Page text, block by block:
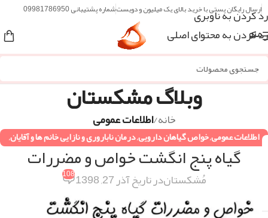
رد کردن به ناوبری
رد کردن به محتوای اصلی
ارسال رایگان پستی با خرید بالای یک میلیون و دویستشماره پشتیبانی 09981786950
منو
وبلاگ مشکستان
خانه/اطلاعات عمومی
اطلاعات عمومی,خواص گیاهان دارویی,درمان ناباروری و نازایی خانم ها و آقایان,
دستورات طب سنتی,همه مقالات
گیاه پنج انگشت خواص و مضررات
مُشکستاندر تاریخ آذر 27, 1398 108